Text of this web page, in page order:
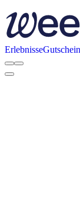
Erlebnisse